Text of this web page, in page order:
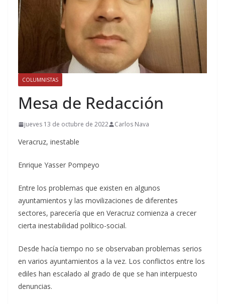
COLUMNISTAS
Mesa de Redacción
jueves 13 de octubre de 2022 Carlos Nava
Veracruz, inestable
Enrique Yasser Pompeyo
Entre los problemas que existen en algunos
ayuntamientos y las movilizaciones de diferentes
sectores, parecería que en Veracruz comienza a crecer
cierta inestabilidad político-social.
Desde hacía tiempo no se observaban problemas serios
en varios ayuntamientos a la vez. Los conflictos entre los
ediles han escalado al grado de que se han interpuesto
denuncias.